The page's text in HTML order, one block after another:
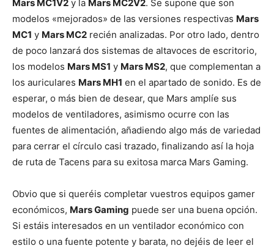
Mars MC1V2 y la Mars MC2V2. Se supone que son
modelos «mejorados» de las versiones respectivas Mars
MC1 y Mars MC2 recién analizadas. Por otro lado, dentro
de poco lanzará dos sistemas de altavoces de escritorio,
los modelos Mars MS1 y Mars MS2, que complementan a
los auriculares Mars MH1 en el apartado de sonido. Es de
esperar, o más bien de desear, que Mars amplíe sus
modelos de ventiladores, asimismo ocurre con las
fuentes de alimentación, añadiendo algo más de variedad
para cerrar el círculo casi trazado, finalizando así la hoja
de ruta de Tacens para su exitosa marca Mars Gaming.
Obvio que si queréis completar vuestros equipos gamer
económicos, Mars Gaming puede ser una buena opción.
Si estáis interesados en un ventilador económico con
estilo o una fuente potente y barata, no dejéis de leer el